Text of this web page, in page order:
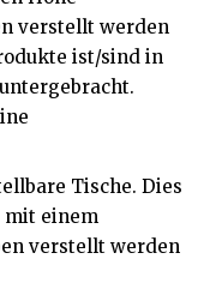
verstellt werden
ist/sind in
Tische. Dies
mit einem
verstellt werden